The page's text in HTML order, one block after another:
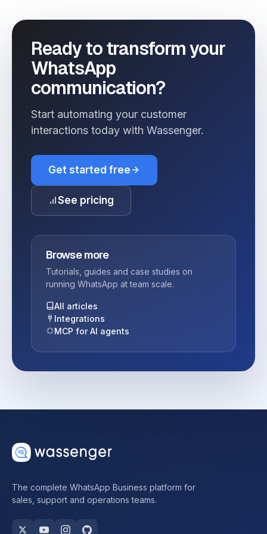
Ready to transform your
WhatsApp
communication?
Start automating your customer
interactions today with Wassenger.
Get started free
See pricing
Browse more
Tutorials, guides and case studies on
running WhatsApp at team scale.
All articles
Integrations
MCP for AI agents
The complete WhatsApp Business platform for
sales, support and operations teams.